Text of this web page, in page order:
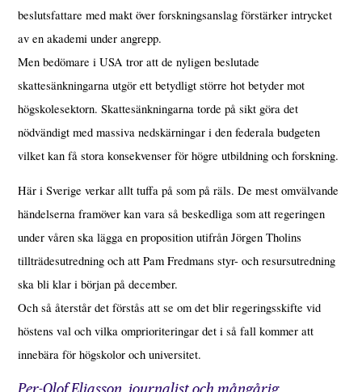
beslutsfattare med makt över forskningsanslag förstärker intrycket
av en akademi under angrepp.
Men bedömare i USA tror att de nyligen beslutade
skattesänkningarna utgör ett betydligt större hot betyder mot
högskolesektorn. Skattesänkningarna torde på sikt göra det
nödvändigt med massiva nedskärningar i den federala budgeten
vilket kan få stora konsekvenser för högre utbildning och forskning.
Här i Sverige verkar allt tuffa på som på räls. De mest omvälvande
händelserna framöver kan vara så beskedliga som att regeringen
under våren ska lägga en proposition utifrån Jörgen Tholins
tillträdesutredning och att Pam Fredmans styr- och resursutredning
ska bli klar i början på december.
Och så återstår det förstås att se om det blir regeringsskifte vid
höstens val och vilka omprioriteringar det i så fall kommer att
innebära för högskolor och universitet.